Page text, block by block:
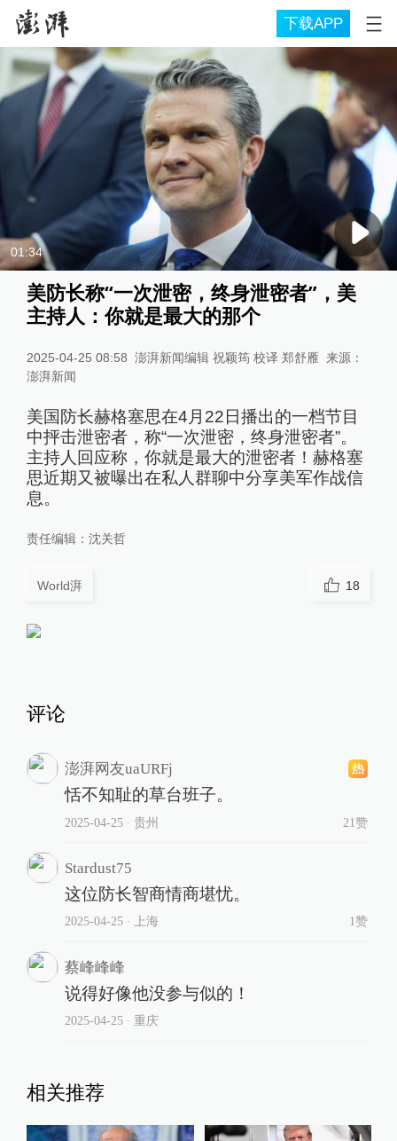
下载APP
01:34
美防长称“一次泄密，终身泄密者”，美
主持人：你就是最大的那个
2025-04-25 08:58 澎湃新闻编辑 祝颖筠 校译 郑舒雁 来源：
澎湃新闻
美国防长赫格塞思在4月22日播出的一档节目
中抨击泄密者，称“一次泄密，终身泄密者”。
主持人回应称，你就是最大的泄密者！赫格塞
思近期又被曝出在私人群聊中分享美军作战信
息。
责任编辑： 沈关哲
World湃 18
评论
澎湃网友uaURFj
恬不知耻的草台班子。
2025-04-25∙ 贵州 21赞
Stardust75
这位防长智商情商堪忧。
2025-04-25∙ 上海 1赞
蔡峰峰峰
说得好像他没参与似的！
2025-04-25∙ 重庆
相关推荐